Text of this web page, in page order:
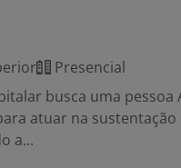
Presencial
busca uma pessoa
atuar na sustentação
a...